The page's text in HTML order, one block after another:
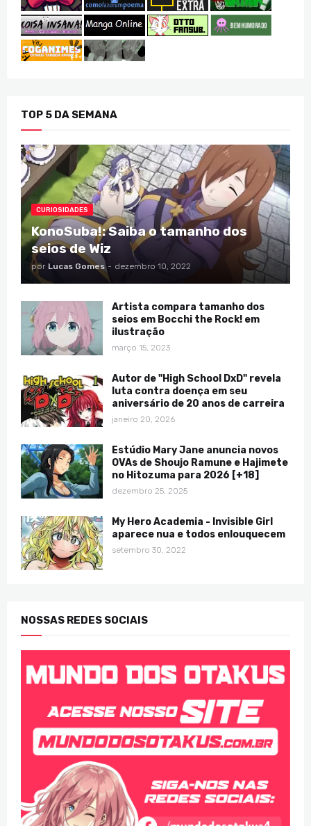
TOP 5 DA SEMANA
CURIOSIDADES
KonoSuba!: Saiba o tamanho dos
seios de Wiz
por Lucas Gomes - dezembro 10, 2022
Artista compara tamanho dos
seios em Bocchi the Rock! em
ilustração
março 15, 2023
Autor de "High School DxD" revela
luta contra doença em seu
aniversário de 20 anos de carreira
janeiro 20, 2026
Estúdio Mary Jane anuncia novos
OVAs de Shoujo Ramune e Hajimete
no Hitozuma para 2026 [+18]
dezembro 25, 2025
My Hero Academia - Invisible Girl
aparece nua e todos enlouquecem
setembro 30, 2022
NOSSAS REDES SOCIAIS